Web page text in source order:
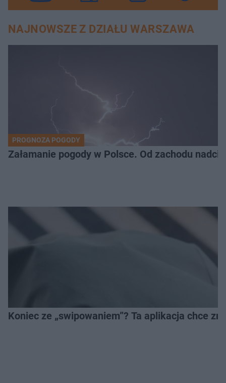
NAJNOWSZE Z DZIAŁU WARSZAWA
PROGNOZA POGODY
Załamanie pogody w Polsce. Od zachodu
Koniec ze „swipowaniem”? Ta aplikacja chce